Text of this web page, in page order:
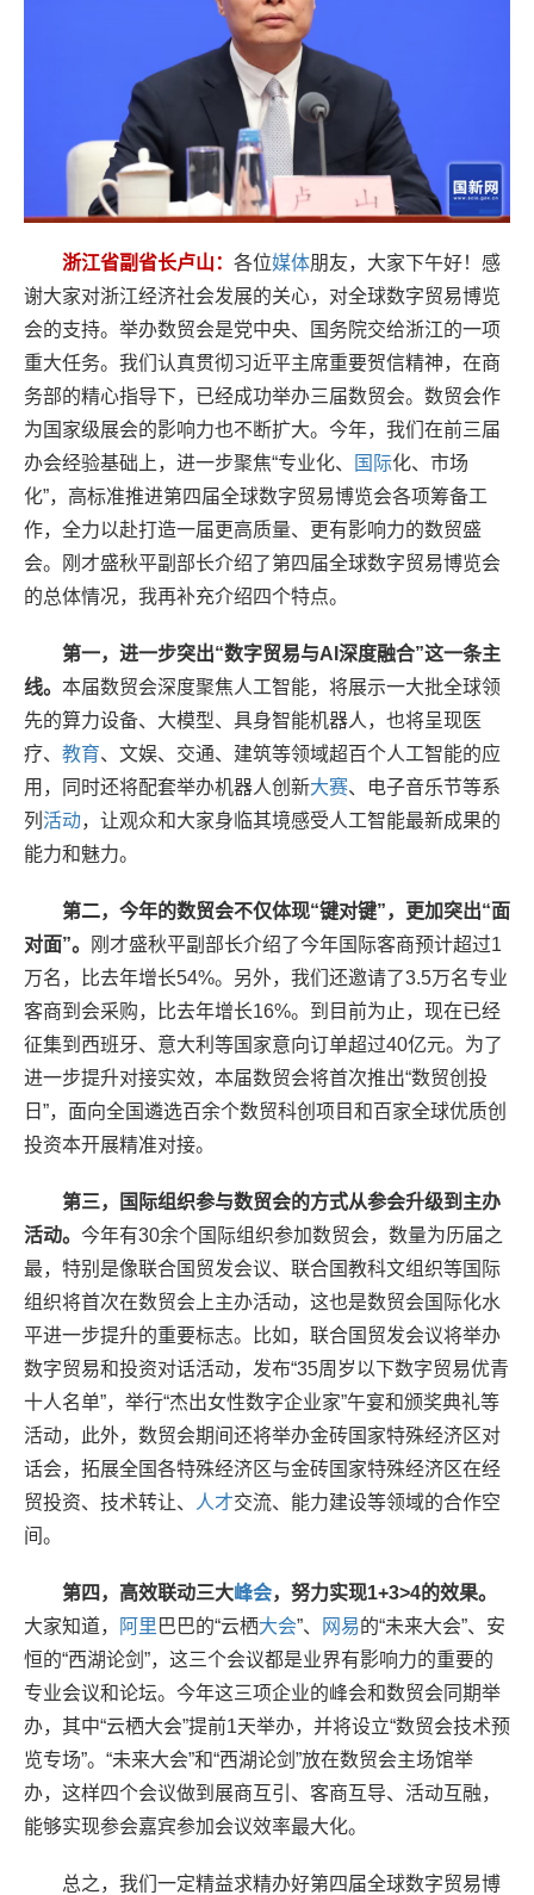
浙江省副省长卢山： 各位媒体朋友，大家下午好！感
谢大家对浙江经济社会发展的关心，对全球数字贸易博览
会的支持。举办数贸会是党中央、国务院交给浙江的一项
重大任务。我们认真贯彻习近平主席重要贺信精神，在商
务部的精心指导下，已经成功举办三届数贸会。数贸会作
为国家级展会的影响力也不断扩大。今年，我们在前三届
办会经验基础上，进一步聚焦“专业化、
国际化、市场
化”，高标准推进第四届全球数字贸易博览会各项筹备工
作，全力以赴打造一届更高质量、更有影响力的数贸盛
会。刚才盛秋平副部长介绍了第四届全球数字贸易博览会
的总体情况，我再补充介绍四个特点。
第一，进一步突出“数字贸易与AI深度融合”这一条主
线。 本届数贸会深度聚焦人工智能，将展示一大批全球领
先的算力设备、大模型、具身智能机器人，也将呈现医
疗、 教育、文娱、交通、建筑等领域超百个人工智能的应
用，同时还将配套举办机器人创新大赛、电子音乐节等系
列 活动，让观众和大家身临其境感受人工智能最新成果的
能力和魅力。
第二，今年的数贸会不仅体现“键对键”，更加突出“面
对面”。
刚才盛秋平副部长介绍了今年国际客商预计超过1
万名，比去年增长54%。另外，我们还邀请了3.5万名专业
客商到会采购，比去年增长16%。到目前为止，现在已经
征集到西班牙、意大利等国家意向订单超过40亿元。为了
进一步提升对接实效，本届数贸会将首次推出“数贸创投
日”，面向全国遴选百余个数贸科创项目和百家全球优质创
投资本开展精准对接。
第三，国际组织参与数贸会的方式从参会升级到主办
活动。 今年有30余个国际组织参加数贸会，数量为历届之
最，特别是像联合国贸发会议、联合国教科文组织等国际
组织将首次在数贸会上主办活动，这也是数贸会国际化水
平进一步提升的重要标志。比如，联合国贸发会议将举办
数字贸易和投资对话活动，发布“35周岁以下数字贸易优青
十人名单”，举行“杰出女性数字企业家”午宴和颁奖典礼等
活动，此外，数贸会期间还将举办金砖国家特殊经济区对
话会，拓展全国各特殊经济区与金砖国家特殊经济区在经
贸投资、技术转让、
人才交流、能力建设等领域的合作空
间。
第四，高效联动三大峰会，努力实现1+3>4的效果。
大家知道，
阿里 巴巴的“云栖大会”、 网易的“未来大会”、安
恒的“西湖论剑”，这三个会议都是业界有影响力的重要的
专业会议和论坛。今年这三项企业的峰会和数贸会同期举
办，其中“云栖大会”提前1天举办，并将设立“数贸会技术预
览专场”。“未来大会”和“西湖论剑”放在数贸会主场馆举
办，这样四个会议做到展商互引、客商互导、活动互融，
能够实现参会嘉宾参加会议效率最大化。
总之，我们一定精益求精办好第四届全球数字贸易博